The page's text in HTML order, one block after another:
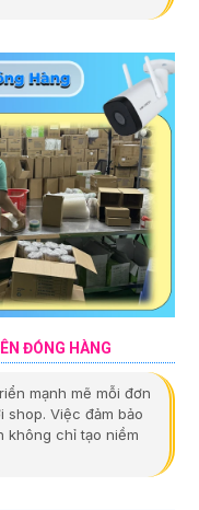
ĐÓNG HÀNG
mạnh mẽ mỗi đơn
Việc đảm bảo
không chỉ tạo niềm